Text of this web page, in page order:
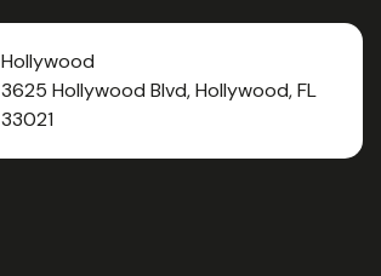
Hollywood
3625 Hollywood Blvd, Hollywood, FL
33021